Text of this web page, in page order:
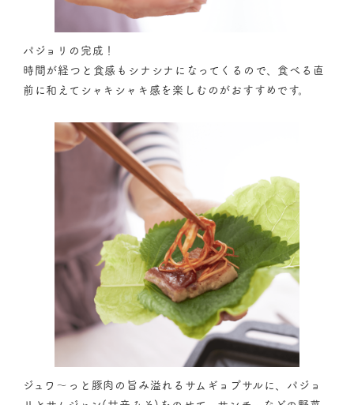
パジョリの完成！
時間が経つと食感もシナシナになってくるので、食べる直
前に和えてシャキシャキ感を楽しむのがおすすめです。
ジュワ～っと豚肉の旨み溢れるサムギョプサルに、パジョ